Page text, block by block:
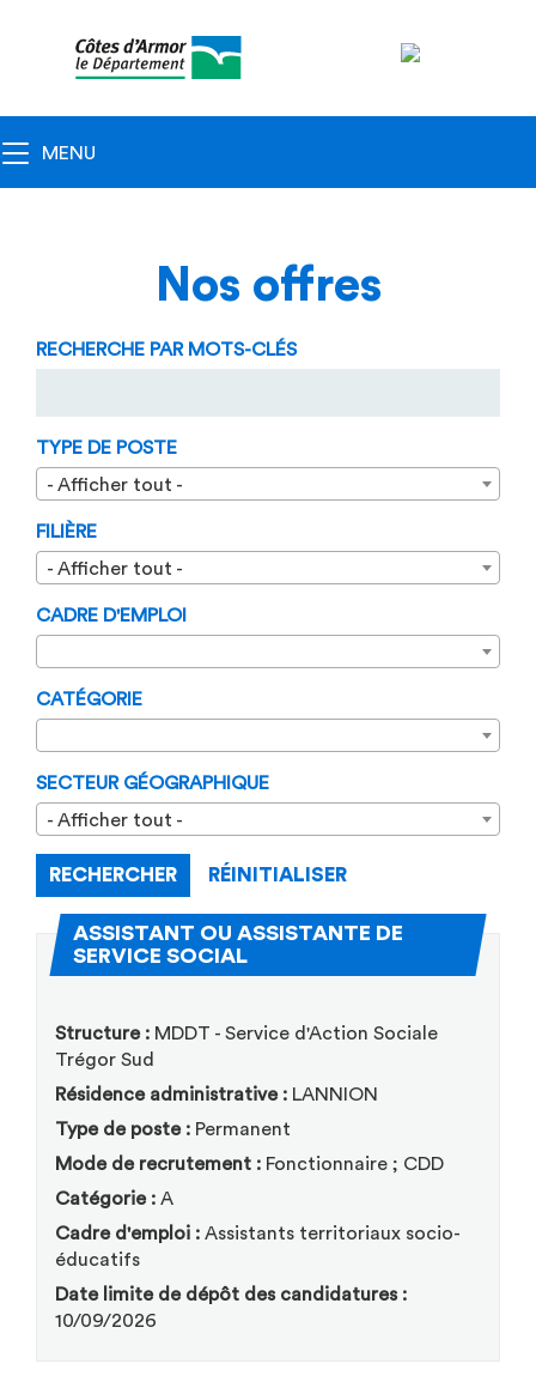
principale
Toggle navigation
MENU
Nos offres
RECHERCHE PAR MOTS-CLÉS
TYPE DE POSTE
- Afficher tout -
FILIÈRE
- Afficher tout -
CADRE D'EMPLOI
CATÉGORIE
SECTEUR GÉOGRAPHIQUE
- Afficher tout -
RECHERCHER RÉINITIALISER
ASSISTANT OU ASSISTANTE DE
SERVICE SOCIAL
Structure : MDDT - Service d'Action Sociale
Trégor Sud
Résidence administrative : LANNION
Type de poste : Permanent
Mode de recrutement : Fonctionnaire ; CDD
Catégorie : A
Cadre d'emploi : Assistants territoriaux socio-
éducatifs
Date limite de dépôt des candidatures :
10/09/2026